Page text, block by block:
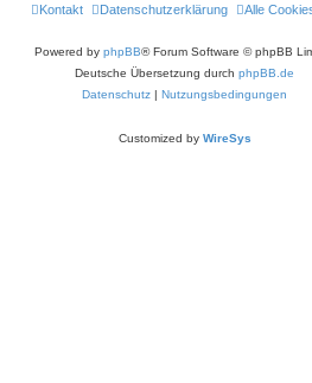
Alle
Datenschutzerklärung
Kontakt
Powered by phpBB® Forum Software © phpBB
Deutsche Übersetzung durch phpBB.de
Datenschutz | Nutzungsbedingungen
Customized by WireSys